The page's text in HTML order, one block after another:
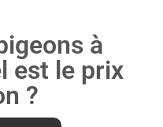
à
est le prix
?